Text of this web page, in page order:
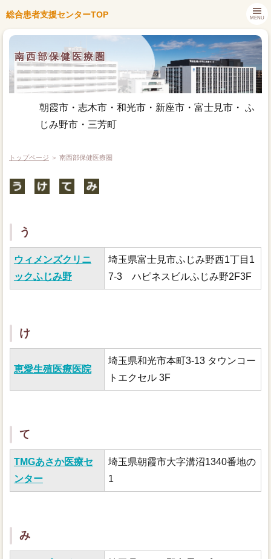
総合患者支援センターTOP
南西部保健医療圏
朝霞市・志木市・和光市・新座市・富士見市・ ふ
じみ野市・三芳町
MENU
トップページ
センター長あいさつ
地域医療機関の方へ
トップページ ＞ 南西部保健医療圏
う
ウィメンズクリニ
ックふじみ野
埼玉県富士見市ふじみ野西1丁目1
7-3 ハピネスビルふじみ野2F3F
け
恵愛生殖医療医院
埼玉県和光市本町3-13 タウンコー
トエクセル 3F
て
TMGあさか医療セ
ンター
埼玉県朝霞市大字溝沼1340番地の
1
み